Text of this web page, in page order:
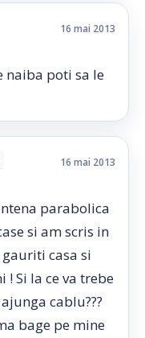
16 mai 2013
naiba poti sa le
16 mai 2013
parabolica
si am scris in
casa si
Si la ce va trebe
cablu???
bage pe mine